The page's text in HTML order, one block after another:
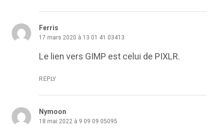
Ferris
17 mars 2020 à 13 01 41 03413
Le lien vers GIMP est celui de PIXLR.
REPLY
Nymoon
18 mai 2022 à 9 09 09 05095